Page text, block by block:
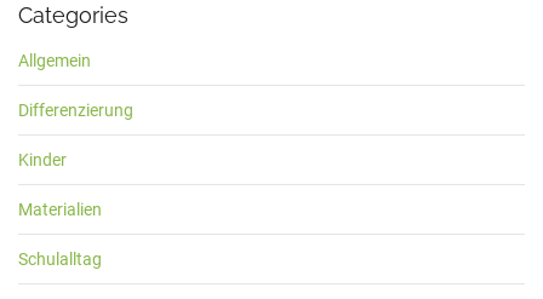
Categories
Allgemein
Differenzierung
Kinder
Materialien
Schulalltag